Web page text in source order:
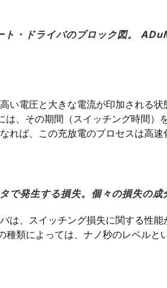
ト・ドライバのブロック図。
い電圧と大きな電流が印加される
、その期間（スイッチング時間
ば、この充放電のプロセスは高速
で発生する損失。個々の損失の成
は、スイッチング損失に関する性
類によっては、ナノ秒のレベルと